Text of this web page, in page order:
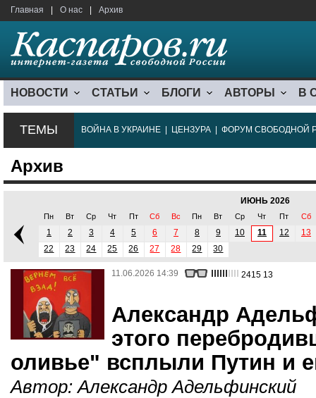
Главная О нас Архив
НОВОСТИ СТАТЬИ БЛОГИ АВТОРЫ В
ТЕМЫ ВОЙНА В УКРАИНЕ ЦЕНЗУРА ФОРУМ СВОБОДНОЙ
Архив
ИЮНЬ 2026
Пн Вт Ср Чт Пт Сб Вс Пн Вт Ср Чт Пт Сб
1 2 3 4 5 6 7 8 9 10 11 12
13
22
23 24 25 26 27 28 29 30
11.06.2026 14:39 2415 13
Александр
этого
оливье" всплыли Путин и
Автор:Александр Адельфинский